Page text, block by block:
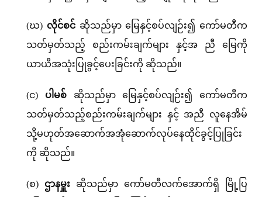
(ဃ) လိုင်စင် ဆိုသည်မှာ မြေနှင့်စပ်လျဉ်း၍ ကော်မတီက
သတ်မှတ်သည့် စည်းကမ်းချက်များ နှင့်အ ညီ မြေကို
ယာယီအသုံးပြုခွင့်ပေးခြင်းကို ဆိုသည်။
(င) ပါမစ် ဆိုသည်မှာ မြေနှင့်စပ်လျဉ်း၍ ကော်မတီက
သတ်မှတ်သည့်စည်းကမ်းချက်များ နှင့် အညီ လူနေအိမ်
သို့မဟုတ်အဆောက်အအုံဆောက်လုပ်နေထိုင်ခွင့်ပြုခြင်း
ကို ဆိုသည်။
(စ) ဌာနမှူး ဆိုသည်မှာ ကော်မတီလက်အောက်ရှိ မြို့ပြ